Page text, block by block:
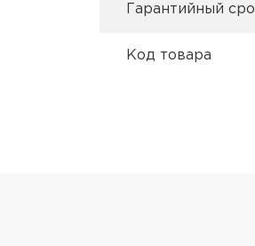
Гарантийный
Код товара